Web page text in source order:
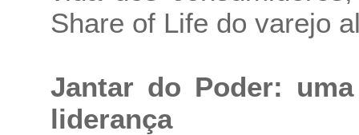
Share of Life do varejo
Jantar do Poder:
liderança